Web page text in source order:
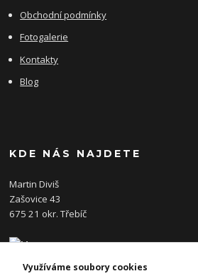
Obchodní podmínky
Fotogalerie
Kontakty
Blog
KDE NÁS NAJDETE
Martin Diviš
Zašovice 43
675 21 okr. Třebíč
Využíváme soubory cookies